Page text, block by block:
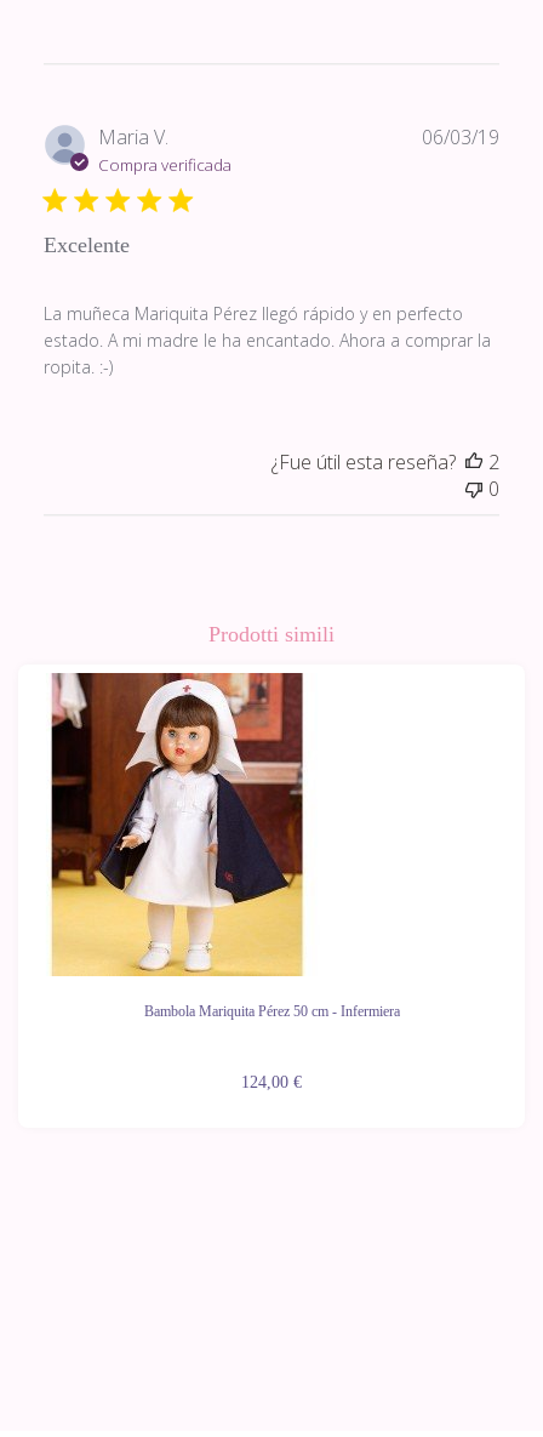
Maria V.
Compra verificada
Excelente
La muñeca Mariquita Pérez llegó rápido y en perfecto
estado. A mi madre le ha encantado. Ahora a comprar la
ropita. :-)
06/03/19
¿Fue útil esta reseña?
2
0
Prodotti simili
Bambola Mariquita Pérez 50 cm - Infermiera
124,00 €